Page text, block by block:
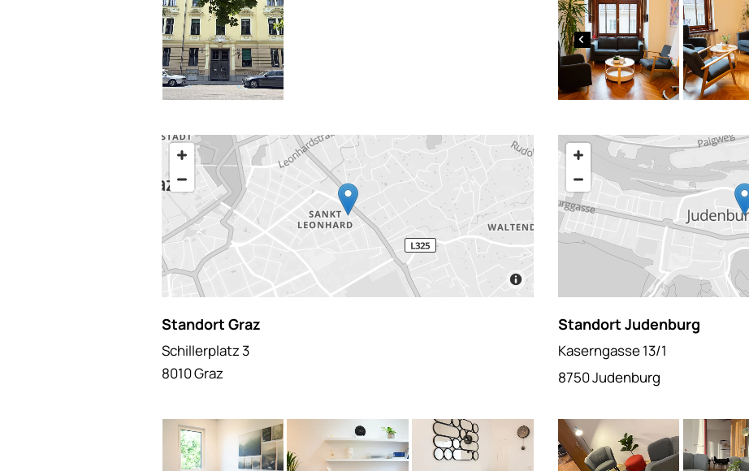
Standort Graz
Schillerplatz 3
8010 Graz
Standort Judenburg
Kaserngasse 13/1
8750 Judenburg